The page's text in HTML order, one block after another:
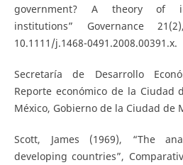
government? A theory of
institutions” Governance
10.1111/j.1468-0491.2008.00391.x.
Secretaría de Desarrollo
Reporte económico de la Ciudad
México, Gobierno de la Ciudad de
Scott, James (1969), “The
developing countries”,